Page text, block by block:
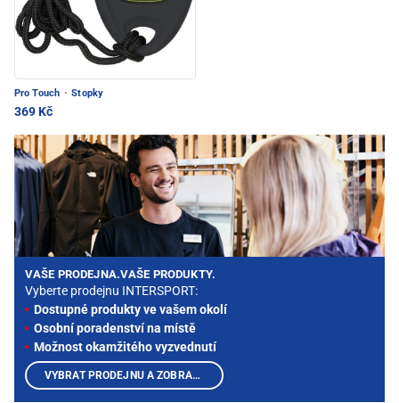
Pro Touch · Stopky
369 Kč
VAŠE PRODEJNA.VAŠE PRODUKTY.
Vyberte prodejnu INTERSPORT:
Dostupné produkty ve vašem okolí
Osobní poradenství na místě
Možnost okamžitého vyzvednutí
VYBRAT PRODEJNU A ZOBRAZIT PRODUKTY